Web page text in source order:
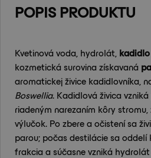
POPIS PRODUKTU
Kvetinová voda, hydrolát, kadidlo
kozmetická surovina získavaná
aromatickej živice kadidlovníka,
Boswellia. Kadidlová živica
riadeným narezaním kôry
výlučok. Po zbere a očistení sa
parou; počas destilácie sa
frakcia a súčasne vzniká